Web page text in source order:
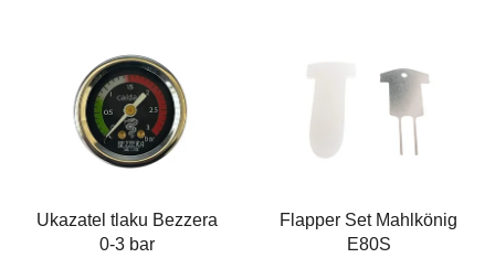
Ukazatel tlaku Bezzera
0-3 bar
Flapper Set Mahlkönig
E80S